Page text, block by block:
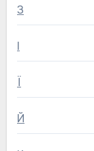
З
І
Ї
Й